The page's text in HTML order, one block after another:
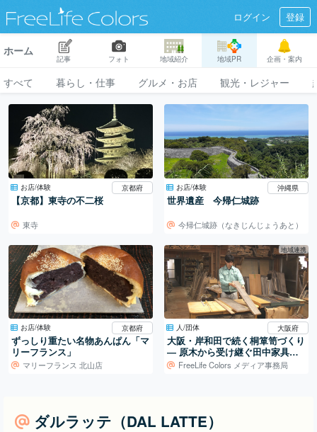
ログイン 登録
ホーム
記事 フォト 地域紹介 地域PR 企画・案内
すべて 暮らし・仕事 グルメ・お店 観光・レジャー
お店/体験 京都府
【京都】東寺の不二桜
東寺
お店/体験 沖縄県
世界遺産 今帰仁城跡
今帰仁城跡（なきじんじょうあと）
お店/体験 京都府
ずっしり重たい名物あんぱん「マ
リーフランス」
マリーフランス 北山店
地域連携
人/団体 大阪府
大阪・岸和田で続く桐箪笥づくり
― 原木から受け継ぐ田中家具製
作所の仕事
FreeLife Colors メディア事務局
ダルラッテ（DAL LATTE）